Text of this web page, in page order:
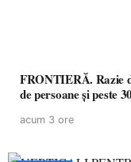
FRONTIERĂ. Razie
de persoane și peste
acum 3 ore